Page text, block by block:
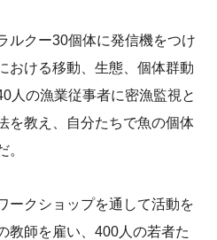
ルクー30個体に発信機をつけ
おける移動、生態、個体群動
人の漁業従事者に密漁監視と
を教え、自分たちで魚の個体
。
ークショップを通して活動を
教師を雇い、400人の若者た